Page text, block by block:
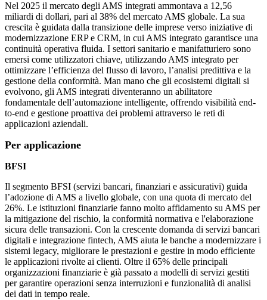
Nel 2025 il mercato degli AMS integrati ammontava a 12,56
miliardi di dollari, pari al 38% del mercato AMS globale. La sua
crescita è guidata dalla transizione delle imprese verso iniziative di
modernizzazione ERP e CRM, in cui AMS integrato garantisce una
continuità operativa fluida. I settori sanitario e manifatturiero sono
emersi come utilizzatori chiave, utilizzando AMS integrato per
ottimizzare l’efficienza del flusso di lavoro, l’analisi predittiva e la
gestione della conformità. Man mano che gli ecosistemi digitali si
evolvono, gli AMS integrati diventeranno un abilitatore
fondamentale dell’automazione intelligente, offrendo visibilità end-
to-end e gestione proattiva dei problemi attraverso le reti di
applicazioni aziendali.
Per applicazione
BFSI
Il segmento BFSI (servizi bancari, finanziari e assicurativi) guida
l’adozione di AMS a livello globale, con una quota di mercato del
26%. Le istituzioni finanziarie fanno molto affidamento su AMS per
la mitigazione del rischio, la conformità normativa e l'elaborazione
sicura delle transazioni. Con la crescente domanda di servizi bancari
digitali e integrazione fintech, AMS aiuta le banche a modernizzare i
sistemi legacy, migliorare le prestazioni e gestire in modo efficiente
le applicazioni rivolte ai clienti. Oltre il 65% delle principali
organizzazioni finanziarie è già passato a modelli di servizi gestiti
per garantire operazioni senza interruzioni e funzionalità di analisi
dei dati in tempo reale.